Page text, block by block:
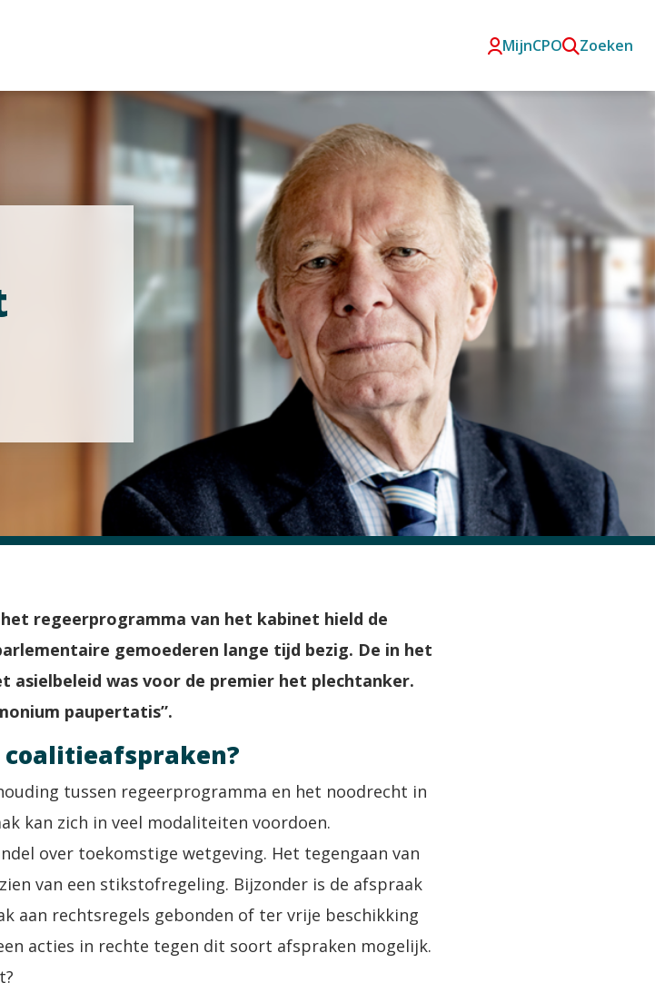
MijnCPO Zoeken
regeerprogramma van het kabinet hield de
gemoederen lange tijd bezig. De in het
asielbeleid was voor de premier het plechtanker.
paupertatis”.
coalitieafspraken?
tussen regeerprogramma en het noodrecht in
kan zich in veel modaliteiten voordoen.
over toekomstige wetgeving. Het tegengaan van
van een stikstofregeling. Bijzonder is de afspraak
aan rechtsregels gebonden of ter vrije beschikking
acties in rechte tegen dit soort afspraken mogelijk.